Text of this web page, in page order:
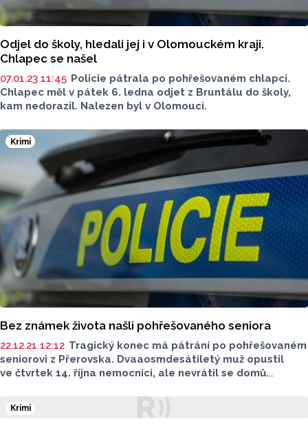
Odjel do školy, hledali jej i v Olomouckém kraji.
Chlapec se našel
07.01.23 11:45 Policie pátrala po pohřešovaném chlapci.
Chlapec měl v pátek 6. ledna odjet z Bruntálu do školy,
kam nedorazil. Nalezen byl v Olomouci.
Krimi
Bez známek života našli pohřešovaného seniora
22.12.21 12:12 Tragický konec má pátrání po pohřešovaném
seniorovi z Přerovska. Dvaaosmdesátiletý muž opustil
ve čtvrtek 14. října nemocnici, ale nevrátil se domů.
Krimi